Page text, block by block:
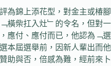
錦上添花型，對金主或椿腳
橫柴扛入灶﹂的令名，但對一
應付、應付而已，他認為﹁選
本屆選舉前，因新人輩出而他
助與否，倍感為難，經前來卜